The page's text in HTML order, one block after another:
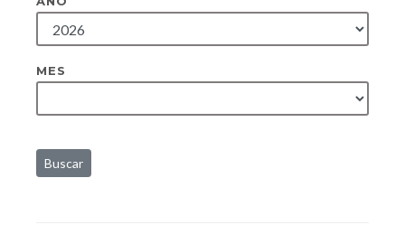
MES
Buscar